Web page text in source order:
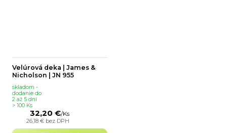
Velúrová deka | James &
Nicholson | JN 955
32,20 €/Ks
26,18 € bez DPH
skladom -
dodanie do
2 až 5 dní
> 100 Ks